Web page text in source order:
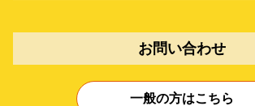
お問い合わせ
一般の方はこちら